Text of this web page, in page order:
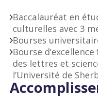
Baccalauréat en
culturelles avec 3
Bourses
Bourse
des lettres et
l’Université de